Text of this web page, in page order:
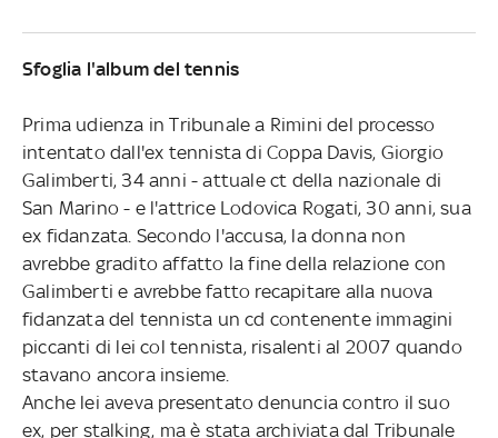
Sfoglia l'album del tennis
Prima udienza in Tribunale a Rimini del processo
intentato dall'ex tennista di Coppa Davis, Giorgio
Galimberti, 34 anni - attuale ct della nazionale di
San Marino - e l'attrice Lodovica Rogati, 30 anni, sua
ex fidanzata. Secondo l'accusa, la donna non
avrebbe gradito affatto la fine della relazione con
Galimberti e avrebbe fatto recapitare alla nuova
fidanzata del tennista un cd contenente immagini
piccanti di lei col tennista, risalenti al 2007 quando
stavano ancora insieme.
Anche lei aveva presentato denuncia contro il suo
ex, per stalking, ma è stata archiviata dal Tribunale